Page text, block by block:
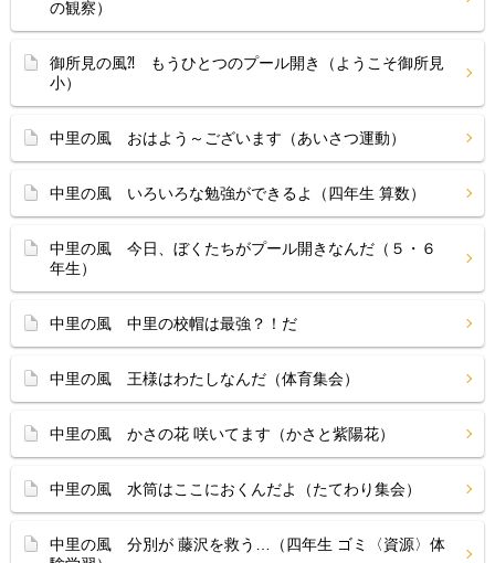
の観察）
御所見の風⁈ もうひとつのプール開き（ようこそ御所見
小）
中里の風 おはよう～ございます（あいさつ運動）
中里の風 いろいろな勉強ができるよ（四年生 算数）
中里の風 今日、ぼくたちがプール開きなんだ（５・６
年生）
中里の風 中里の校帽は最強？！だ
中里の風 王様はわたしなんだ（体育集会）
中里の風 かさの花 咲いてます（かさと紫陽花）
中里の風 水筒はここにおくんだよ（たてわり集会）
中里の風 分別が 藤沢を救う…（四年生 ゴミ〈資源〉体